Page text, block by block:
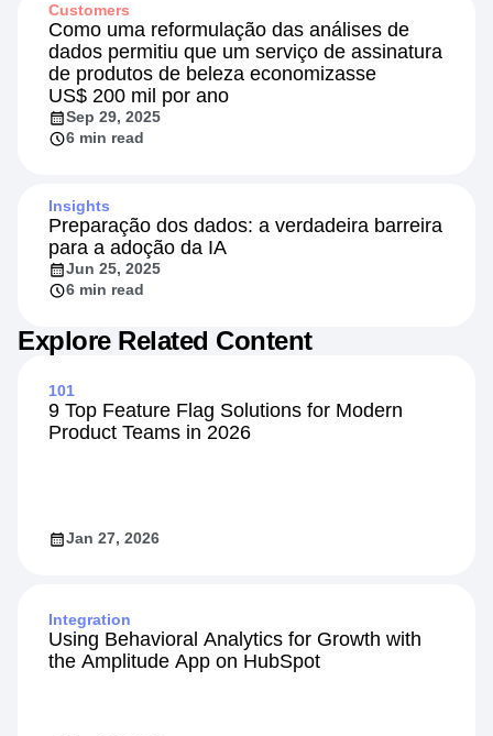
Customers
Como uma reformulação das análises de
dados permitiu que um serviço de assinatura
de produtos de beleza economizasse
US$ 200 mil por ano
Sep 29, 2025
6 min read
Insights
Preparação dos dados: a verdadeira barreira
para a adoção da IA
Jun 25, 2025
6 min read
Explore Related Content
101
9 Top Feature Flag Solutions for Modern
Product Teams in 2026
Jan 27, 2026
Integration
Using Behavioral Analytics for Growth with
the Amplitude App on HubSpot